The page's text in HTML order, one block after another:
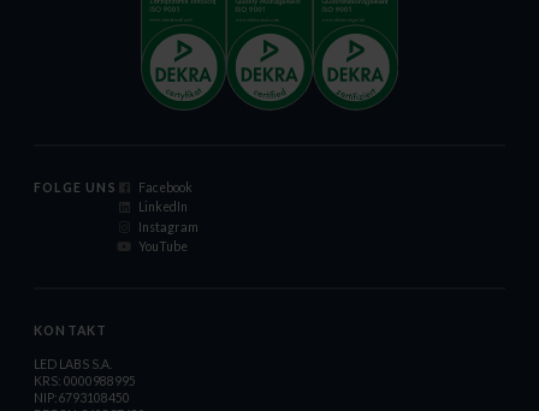
FOLGE UNS
Facebook
LinkedIn
Instagram
YouTube
KONTAKT
LED LABS S.A.
KRS: 0000988995
NIP:6793108450